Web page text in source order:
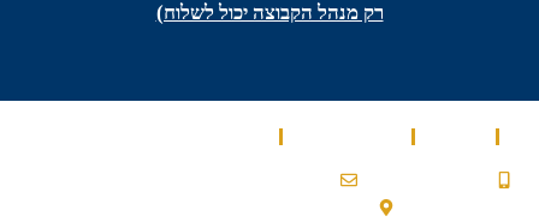
רק מנהל הקבוצה יכול לשלוח)